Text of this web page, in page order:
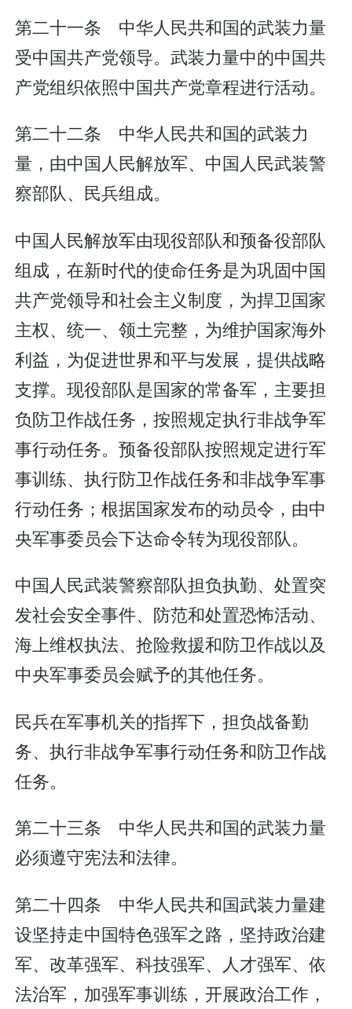
第二十一条 中华人民共和国的武装力量
受中国共产党领导。武装力量中的中国共
产党组织依照中国共产党章程进行活动。
第二十二条 中华人民共和国的武装力
量，由中国人民解放军、中国人民武装警
察部队、民兵组成。
中国人民解放军由现役部队和预备役部队
组成，在新时代的使命任务是为巩固中国
共产党领导和社会主义制度，为捍卫国家
主权、统一、领土完整，为维护国家海外
利益，为促进世界和平与发展，提供战略
支撑。现役部队是国家的常备军，主要担
负防卫作战任务，按照规定执行非战争军
事行动任务。预备役部队按照规定进行军
事训练、执行防卫作战任务和非战争军事
行动任务；根据国家发布的动员令，由中
央军事委员会下达命令转为现役部队。
中国人民武装警察部队担负执勤、处置突
发社会安全事件、防范和处置恐怖活动、
海上维权执法、抢险救援和防卫作战以及
中央军事委员会赋予的其他任务。
民兵在军事机关的指挥下，担负战备勤
务、执行非战争军事行动任务和防卫作战
任务。
第二十三条 中华人民共和国的武装力量
必须遵守宪法和法律。
第二十四条 中华人民共和国武装力量建
设坚持走中国特色强军之路，坚持政治建
军、改革强军、科技强军、人才强军、依
法治军，加强军事训练，开展政治工作，